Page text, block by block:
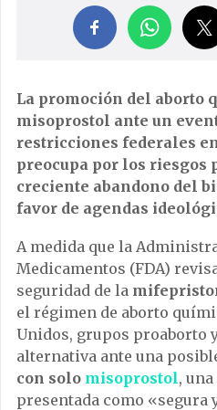
La promoción del aborto
misoprostol ante un
restricciones federales
preocupa por los riesgos
creciente abandono del
favor de agendas
A medida que la
Medicamentos (FDA)
seguridad de la
el régimen de aborto
Unidos, grupos proaborto
alternativa ante una
con solo misoprostol,
presentada como «segura